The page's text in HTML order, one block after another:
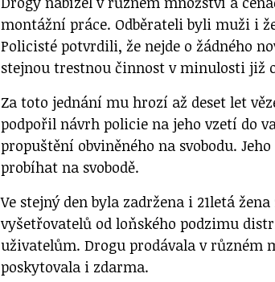
montážní práce. Odběrateli byli muži i
Policisté potvrdili, že nejde o žádného
stejnou trestnou činnost v minulosti již
Za toto jednání mu hrozí až deset let
podpořil návrh policie na jeho vzetí do
propuštění obviněného na svobodu.
probíhat na svobodě.
Ve stejný den byla zadržena i 21letá
vyšetřovatelů od loňského podzimu
uživatelům. Drogu prodávala v různém
poskytovala i zdarma.